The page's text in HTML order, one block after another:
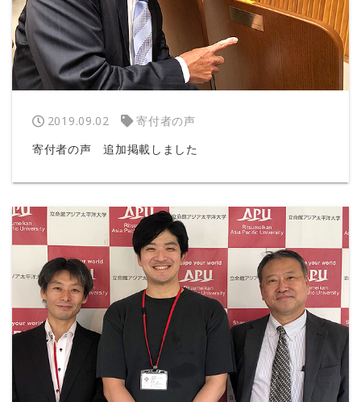
2019.09.02
寄付者の声
寄付者の声 追加掲載しました